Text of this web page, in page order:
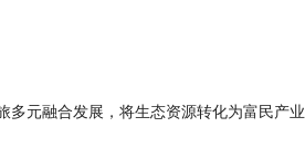
多元融合发展，将生态资源转化为富民产